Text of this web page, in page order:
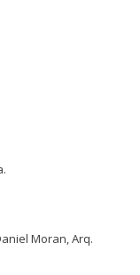
Moran, Arq.